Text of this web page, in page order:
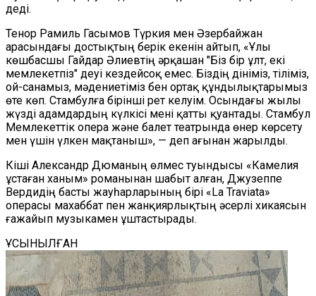
деді.
Тенор Рамиль Гасымов Түркия мен Әзербайжан
арасындағы достықтың берік екенін айтып, «Ұлы
көшбасшы Гайдар Әлиевтің әрқашан "Біз бір ұлт, екі
мемлекетпіз" деуі кездейсоқ емес. Біздің дініміз, тіліміз,
ой-санамыз, мәдениетіміз бен ортақ құндылықтарымыз
өте көп. Стамбулға бірінші рет келуім. Осындағы жылы
жүзді адамдардың күлкісі мені қатты қуантады. Стамбул
Мемлекеттік опера және балет театрында өнер көрсету
мен үшін үлкен мақтаныш», — деп ағынан жарылды.
Кіші Александр Дюманың өлмес туындысы «Камелия
ұстаған ханым» романынан шабыт алған, Джузеппе
Вердидің басты жауһарларының бірі «La Traviata»
операсы махаббат пен жанқиярлықтың әсерлі хикаясын
ғажайып музыкамен ұштастырады.
ҰСЫНЫЛҒАН